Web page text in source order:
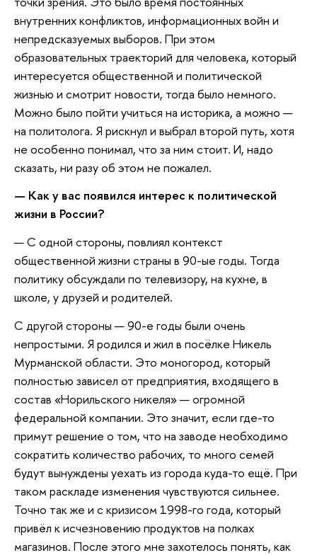
внутренних конфликтов, информационных войн и
непредсказуемых выборов. При этом
образовательных траекторий для человека, который
интересуется общественной и политической
жизнью и смотрит новости, тогда было немного.
Можно было пойти учиться на историка, а можно —
на политолога. Я рискнул и выбрал второй путь, хотя
не особенно понимал, что за ним стоит. И, надо
сказать, ни разу об этом не пожалел.
— Как у вас появился интерес к политической
жизни в России?
— С одной стороны, повлиял контекст
общественной жизни страны в 90-ые годы. Тогда
политику обсуждали по телевизору, на кухне, в
школе, у друзей и родителей.
С другой стороны — 90-е годы были очень
непростыми. Я родился и жил в посёлке Никель
Мурманской области. Это моногород, который
полностью зависел от предприятия, входящего в
состав «Норильского никеля» — огромной
федеральной компании. Это значит, если где-то
примут решение о том, что на заводе необходимо
сократить количество рабочих, то много семей
будут вынуждены уехать из города куда-то ещё. При
таком раскладе изменения чувствуются сильнее.
Точно так же и с кризисом 1998-го года, который
привёл к исчезновению продуктов на полках
магазинов. После этого мне захотелось понять, как